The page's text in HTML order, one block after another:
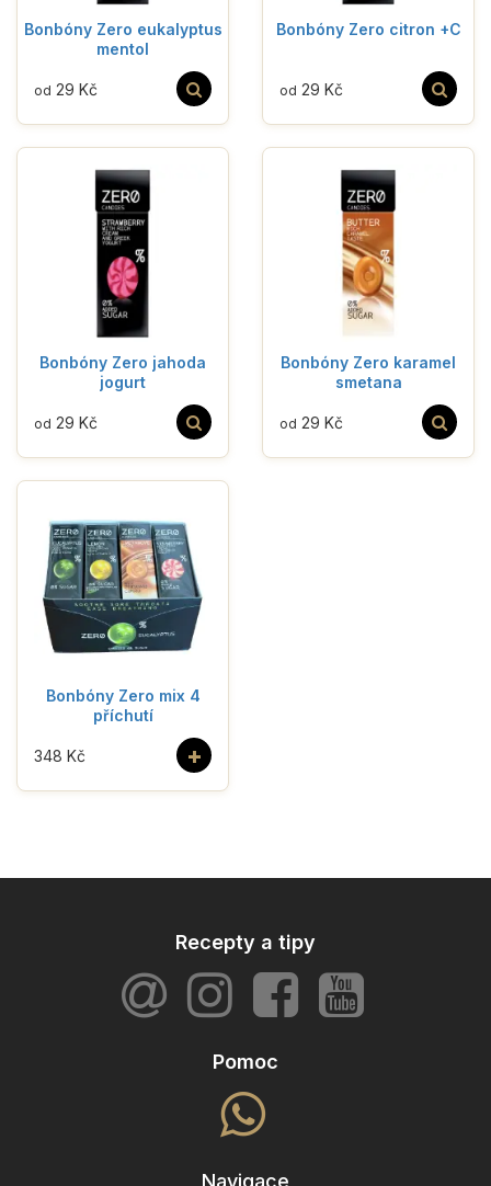
Bonbóny Zero eukalyptus
mentol
od 29 Kč
Bonbóny Zero citron +C
od 29 Kč
Bonbóny Zero jahoda
jogurt
od 29 Kč
Bonbóny Zero karamel
smetana
od 29 Kč
Bonbóny Zero mix 4
příchutí
+
348 Kč
Recepty a tipy
Pomoc
Navigace